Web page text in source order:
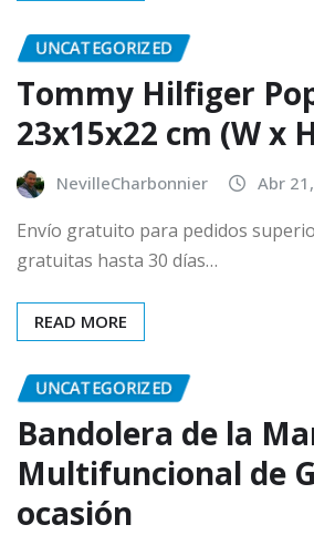
UNCATEGORIZED
Tommy Hilfiger
23x15x22 cm (W x
NevilleCharbonnier Abr
Envío gratuito para pedidos
gratuitas hasta 30 días…
READ MORE
UNCATEGORIZED
Bandolera de la
Multifuncional de
ocasión